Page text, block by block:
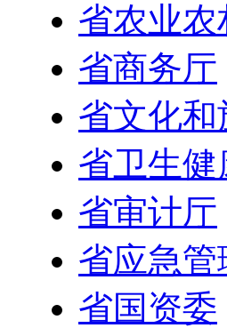
省农业农
省商务厅
省文化和
省卫生健
省审计厅
省应急管
省国资委